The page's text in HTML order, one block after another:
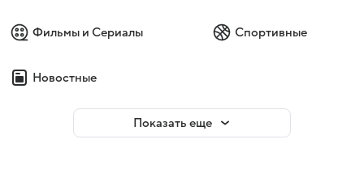
Фильмы и Сериалы Спортивные
Новостные
Показать еще